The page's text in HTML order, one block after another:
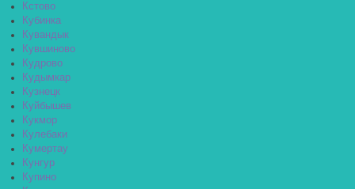
Кстово
Кубинка
Кувандык
Кувшиново
Кудрово
Кудымкар
Кузнецк
Куйбышев
Кукмор
Кулебаки
Кумертау
Кунгур
Купино